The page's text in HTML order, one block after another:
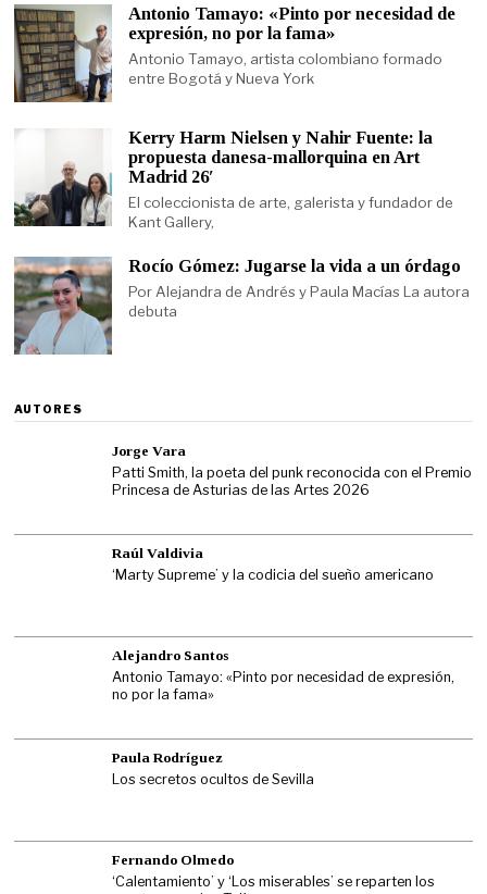
Antonio Tamayo: «Pinto por necesidad de
expresión, no por la fama»
Antonio Tamayo, artista colombiano formado
entre Bogotá y Nueva York
Kerry Harm Nielsen y Nahir Fuente: la
propuesta danesa-mallorquina en Art
Madrid 26′
El coleccionista de arte, galerista y fundador de
Kant Gallery,
Rocío Gómez: Jugarse la vida a un órdago
Por Alejandra de Andrés y Paula Macías La autora
debuta
AUTORES
Jorge Vara
Patti Smith, la poeta del punk reconocida con el Premio
Princesa de Asturias de las Artes 2026
Raúl Valdivia
‘Marty Supreme’ y la codicia del sueño americano
Alejandro Santos
Antonio Tamayo: «Pinto por necesidad de expresión,
no por la fama»
Paula Rodríguez
Los secretos ocultos de Sevilla
Fernando Olmedo
‘Calentamiento’ y ‘Los miserables’ se reparten los